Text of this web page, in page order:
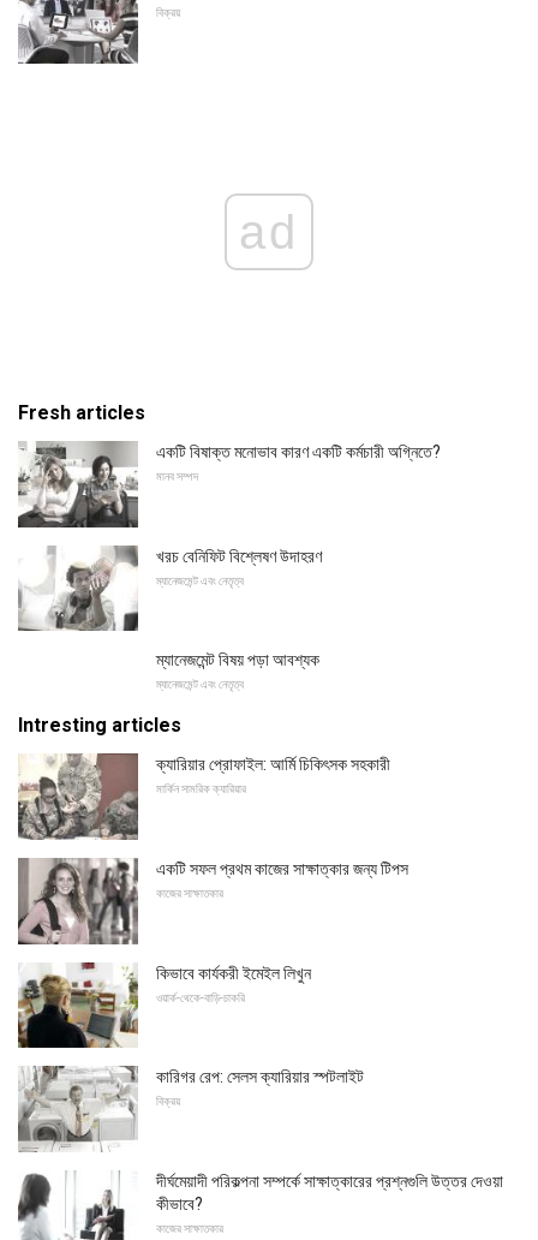
বিক্রয়
ad
Fresh articles
একটি বিষাক্ত মনোভাব কারণ একটি কর্মচারী অগ্নিতে?
মানব সম্পদ
খরচ বেনিফিট বিশ্লেষণ উদাহরণ
ম্যানেজমেন্ট এবং নেতৃত্ব
ম্যানেজমেন্ট বিষয় পড়া আবশ্যক
ম্যানেজমেন্ট এবং নেতৃত্ব
Intresting articles
ক্যারিয়ার প্রোফাইল: আর্মি চিকিৎসক সহকারী
মার্কিন সামরিক ক্যারিয়ার
একটি সফল প্রথম কাজের সাক্ষাত্কার জন্য টিপস
কাজের সাক্ষাতকার
কিভাবে কার্যকরী ইমেইল লিখুন
ওয়ার্ক-থেকে-বাড়ি-চাকরি
কারিগর রেপ: সেলস ক্যারিয়ার স্পটলাইট
বিক্রয়
দীর্ঘমেয়াদী পরিকল্পনা সম্পর্কে সাক্ষাত্কারের প্রশ্নগুলি উত্তর দেওয়া
কীভাবে?
কাজের সাক্ষাতকার